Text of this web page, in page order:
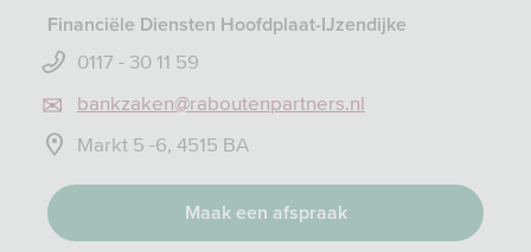
Financiële Diensten Hoofdplaat-IJzendijke
0117 - 30 11 59
bankzaken@raboutenpartners.nl
Markt 5 -6, 4515 BA
Maak een afspraak